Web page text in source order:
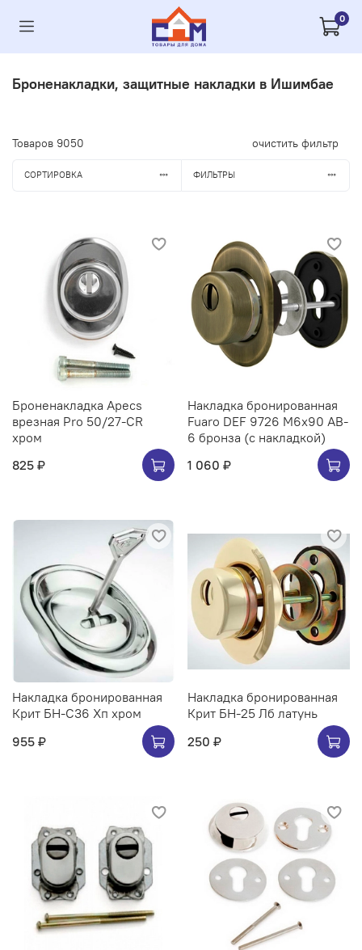
0
Броненакладки, защитные накладки в Ишимбае
Товаров 9050 очистить фильтр
СОРТИРОВКА ФИЛЬТРЫ
Броненакладка Apecs
врезная Pro 50/27-CR
хром
825 ₽
Накладка бронированная
Fuaro DEF 9726 M6x90 AB-
6 бронза (с накладкой)
1 060 ₽
Накладка бронированная
Крит БН-С36 Хп хром
955 ₽
Накладка бронированная
Крит БН-25 Лб латунь
250 ₽